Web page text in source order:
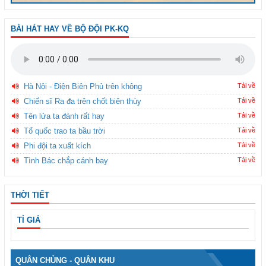
BÀI HÁT HAY VỀ BỘ ĐỘI PK-KQ
Hà Nội - Điện Biên Phủ trên không Tải về
Chiến sĩ Ra đa trên chốt biên thùy Tải về
Tên lửa ta đánh rất hay Tải về
Tổ quốc trao ta bầu trời Tải về
Phi đội ta xuất kích Tải về
Tình Bác chắp cánh bay Tải về
THỜI TIẾT
TỈ GIÁ
QUÂN CHỦNG - QUÂN KHU